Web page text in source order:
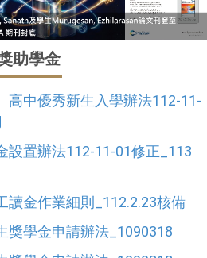
助學金
高中優秀新生入學辦法112-11-
設置辦法112-11-01修正_113
讀金作業細則_112.2.23核備
獎學金申請辦法_1090318